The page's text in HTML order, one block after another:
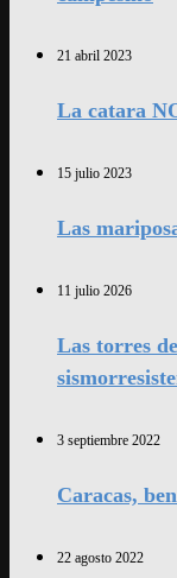
21 abril 2023
La catara
15 julio 2023
Las
11 julio 2026
Las torres
3 septiembre 2022
Caracas,
22 agosto 2022